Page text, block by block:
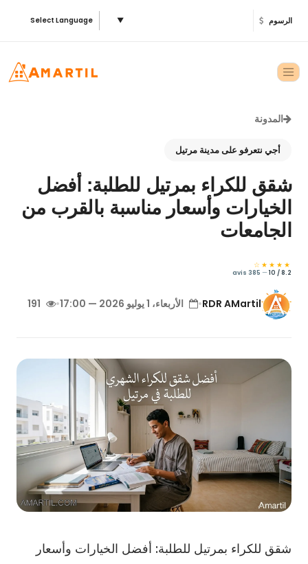
Select Language ▼ الرسوم
المدونة
أجي نتعرفو على مدينة مرتيل
شقق للكراء بمرتيل للطلبة: أفضل
الخيارات وأسعار مناسبة بالقرب من
الجامعات
★★★★☆
8.2 / 10
—
385 avis
RDR AMartil
• الأربعاء، 1 يوليو 2026 — 17:00 •
شقق للكراء بمرتيل للطلبة: أفضل الخيارات وأسعار